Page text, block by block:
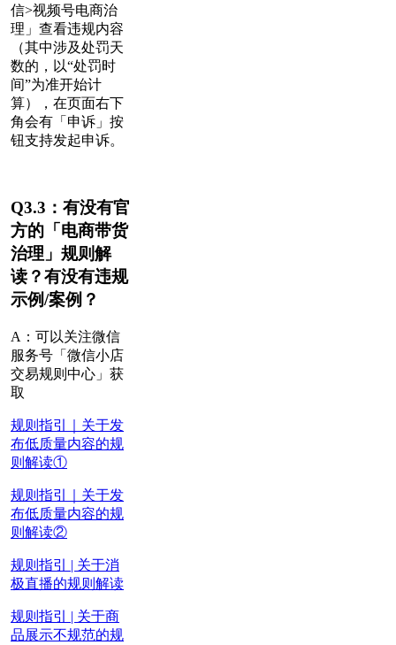
信>视频号电商治
理」查看违规内容
（其中涉及处罚天
数的，以“处罚时
间”为准开始计
算），在页面右下
角会有「申诉」按
钮支持发起申诉。
Q3.3：有没有官
方的「电商带货
治理」规则解
读？有没有违规
示例/案例？
A：可以关注微信
服务号「微信小店
交易规则中心」 获
取
规则指引｜关于发
布低质量内容的规
则解读①
规则指引｜关于发
布低质量内容的规
则解读②
规则指引 | 关于消
极直播的规则解读
规则指引 | 关于商
品展示不规范的规